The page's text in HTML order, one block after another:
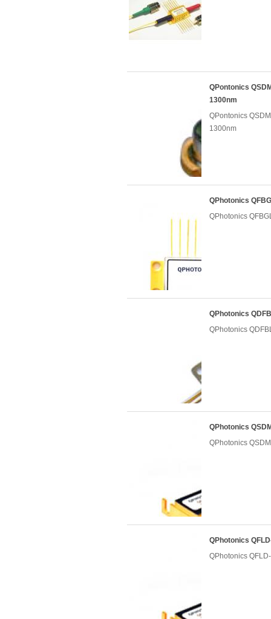
QPontonics
1300nm
QPontonics
1300nm
QPhotonics
QPhotonics
QPhotonics
QPhotonics
QPhotonics
QPhotonics
QPhotonics
QPhotonics